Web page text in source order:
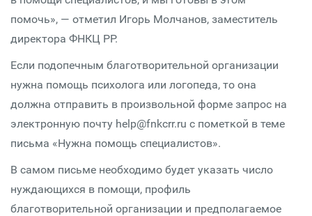
помочь», — отметил Игорь Молчанов, заместитель
директора ФНКЦ РР.
Если подопечным благотворительной организации
нужна помощь психолога или логопеда, то она
должна отправить в произвольной форме запрос на
электронную почту help@fnkcrr.ru с пометкой в теме
письма «Нужна помощь специалистов».
В самом письме необходимо будет указать число
нуждающихся в помощи, профиль
благотворительной организации и предполагаемое